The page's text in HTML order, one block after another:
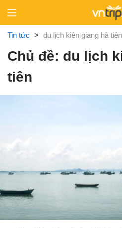
content
Tin tức > du lịch kiên giang hà tiên
Chủ đề: du lịch
tiên